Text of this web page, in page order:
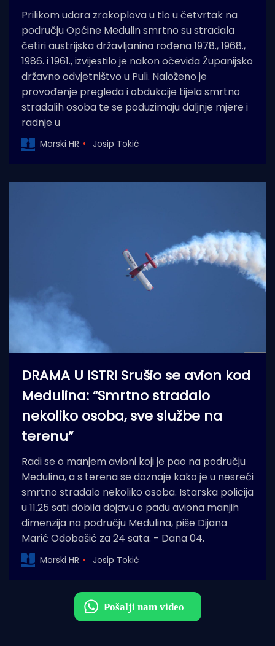
Prilikom udara zrakoplova u tlo u četvrtak na
području Općine Medulin smrtno su stradala
četiri austrijska državljanina rođena 1978., 1968.,
1986. i 1961., izvijestilo je nakon očevida Županijsko
državno odvjetništvo u Puli. Naloženo je
provođenje pregleda i obdukcije tijela smrtno
stradalih osoba te se poduzimaju daljnje mjere i
radnje u
Morski HR Josip Tokić
DRAMA U ISTRI Srušio se avion kod
Medulina: “Smrtno stradalo
nekoliko osoba, sve službe na
terenu”
Radi se o manjem avioni koji je pao na području
Medulina, a s terena se doznaje kako je u nesreći
smrtno stradalo nekoliko osoba. Istarska policija
u 11.25 sati dobila dojavu o padu aviona manjih
dimenzija na području Medulina, piše Dijana
Marić Odobašić za 24 sata. - Dana 04.
Morski HR Josip Tokić